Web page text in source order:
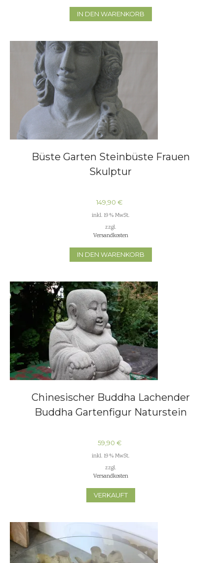
IN DEN WARENKORB
Büste Garten Steinbüste Frauen
Skulptur
149,90 €
inkl. 19 % MwSt.
zzgl.
Versandkosten
IN DEN WARENKORB
Chinesischer Buddha Lachender
Buddha Gartenfigur Naturstein
59,90 €
inkl. 19 % MwSt.
zzgl.
Versandkosten
VERKAUFT